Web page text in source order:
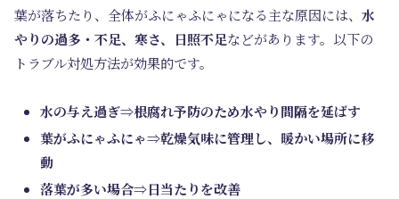
葉が落ちたり、全体がふにゃふにゃになる主な原因には、 水
やりの過多・不足、寒さ、日照不足などがあります。以下の
トラブル対処方法が効果的です。
水の与え過ぎ⇒根腐れ予防のため水やり間隔を延ばす
葉がふにゃふにゃ⇒乾燥気味に管理し、暖かい場所に移
動
落葉が多い場合⇒日当たりを改善